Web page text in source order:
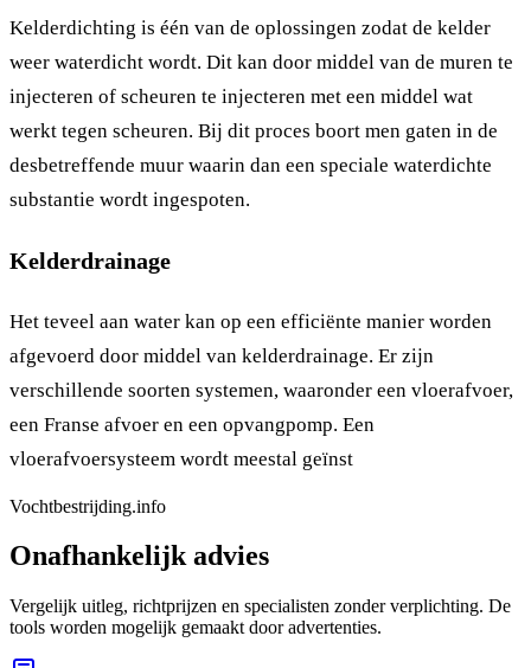
Kelderdichting is één van de oplossingen zodat de kelder
weer waterdicht wordt. Dit kan door middel van de muren te
injecteren of scheuren te injecteren met een middel wat
werkt tegen scheuren. Bij dit proces boort men gaten in de
desbetreffende muur waarin dan een speciale waterdichte
substantie wordt ingespoten.
Kelderdrainage
Het teveel aan water kan op een efficiënte manier worden
afgevoerd door middel van kelderdrainage. Er zijn
verschillende soorten systemen, waaronder een vloerafvoer,
een Franse afvoer en een opvangpomp. Een
vloerafvoersysteem wordt meestal geïnst
Vochtbestrijding.info
Onafhankelijk advies
Vergelijk uitleg, richtprijzen en specialisten zonder verplichting. De
tools worden mogelijk gemaakt door advertenties.